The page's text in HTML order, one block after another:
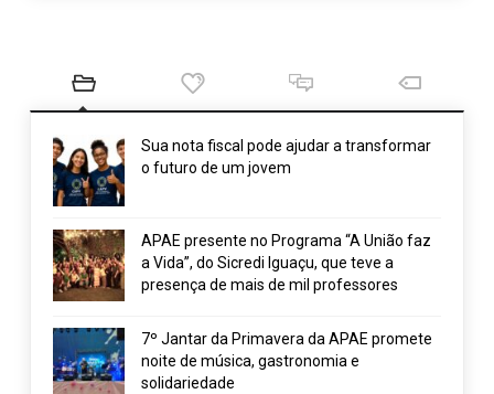
Sua nota fiscal pode ajudar a transformar
o futuro de um jovem
APAE presente no Programa “A União faz
a Vida”, do Sicredi Iguaçu, que teve a
presença de mais de mil professores
7º Jantar da Primavera da APAE promete
noite de música, gastronomia e
solidariedade